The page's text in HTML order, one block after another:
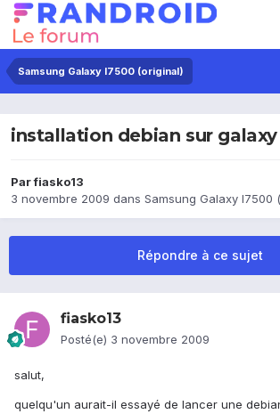
Samsung Galaxy I7500 (original)
installation debian sur galaxy
Parfiasko13
3 novembre 2009 dans Samsung Galaxy I7500
Répondre à ce sujet
fiasko13
Posté(e) 3 novembre 2009
salut,
quelqu'un aurait-il essayé de lancer une